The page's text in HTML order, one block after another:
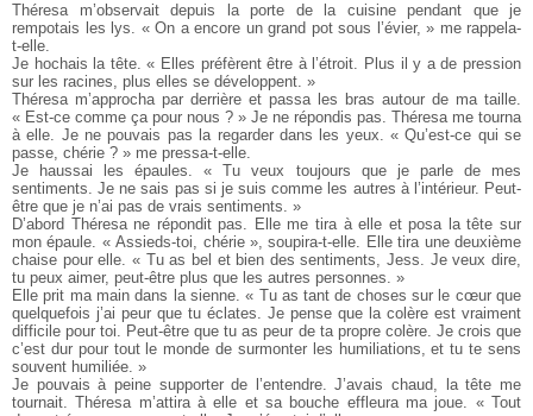
Théresa m’observait depuis la porte de la cuisine pendant que je
rempotais les lys. « On a encore un grand pot sous l’évier, » me rappela-
t-elle.
Je hochais la tête. « Elles préfèrent être à l’étroit. Plus il y a de pression
sur les racines, plus elles se développent. »
Théresa m’approcha par derrière et passa les bras autour de ma taille.
« Est-ce comme ça pour nous ? » Je ne répondis pas. Théresa me tourna
à elle. Je ne pouvais pas la regarder dans les yeux. « Qu’est-ce qui se
passe, chérie ? » me pressa-t-elle.
Je haussai les épaules. « Tu veux toujours que je parle de mes
sentiments. Je ne sais pas si je suis comme les autres à l’intérieur. Peut-
être que je n’ai pas de vrais sentiments. »
D’abord Théresa ne répondit pas. Elle me tira à elle et posa la tête sur
mon épaule. « Assieds-toi, chérie », soupira-t-elle. Elle tira une deuxième
chaise pour elle. « Tu as bel et bien des sentiments, Jess. Je veux dire,
tu peux aimer, peut-être plus que les autres personnes. »
Elle prit ma main dans la sienne. « Tu as tant de choses sur le cœur que
quelquefois j’ai peur que tu éclates. Je pense que la colère est vraiment
difficile pour toi. Peut-être que tu as peur de ta propre colère. Je crois que
c’est dur pour tout le monde de surmonter les humiliations, et tu te sens
souvent humiliée. »
Je pouvais à peine supporter de l’entendre. J’avais chaud, la tête me
tournait. Théresa m’attira à elle et sa bouche effleura ma joue. « Tout